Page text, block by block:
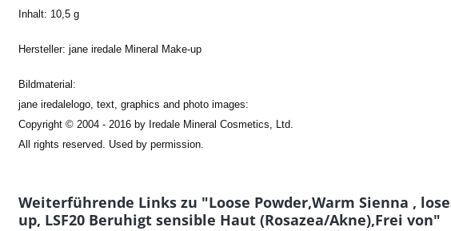
Inhalt: 10,5 g
Hersteller: jane iredale Mineral Make-up
Bildmaterial:
jane iredalelogo, text, graphics and photo images:
Copyright © 2004 - 2016 by Iredale Mineral Cosmetics, Ltd.
All rights reserved. Used by permission.
Weiterführende Links zu "Loose Powder,Warm Sienna ,
up, LSF20 Beruhigt sensible Haut (Rosazea/Akne),Frei von"